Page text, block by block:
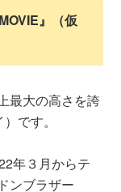
』（仮
最大の高さを誇
です。
年３月からテ
ンブラザー